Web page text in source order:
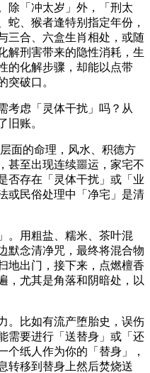
除「冲太岁」外，「刑太
蛇、猴者逢特别指定年份，
三合、六盒生肖相处，或随
解刑害带来的隐性消耗，生
的化解步骤，却能以点带
突破口。
考虑「灵体干扰」吗？从
旧账。
面的命理，风水、积德方
甚至出现连续噩运，家宅不
否存在「灵体干扰」或「业
或民俗处理中「净宅」是清
。用粗盐、糯米、茶叶混
默念清净咒，最终将混合物
地出门，接下来，点燃檀香
，尤其是角落和阴暗处，以
。比如有流产堕胎史，误伤
需要进行「送替身」或「还
个纸人作为你的「替身」，
转移到替身上然后焚烧送